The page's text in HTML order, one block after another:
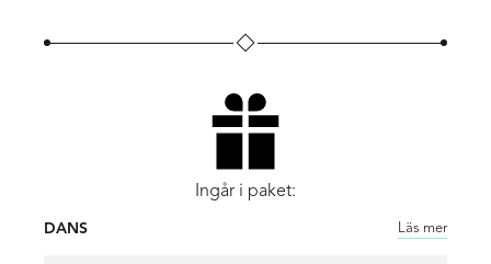
som inte längre tystas av det som döljer sig bakom
I denna tysta revolt, i detta brutna ljus, finns en möjlighet
till oss själva och bryta tystnaden.
Under 2024 genomförs research för verket Skuggor
Ingår i paket:
DANS Läs mer